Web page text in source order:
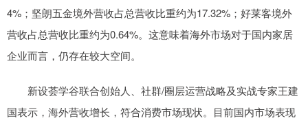
4%；坚朗五金境外营收占总营收比重约为17.32%；好莱客境外
营收占总营收比重约为0.64%。这意味着海外市场对于国内家居
企业而言，仍存在较大空间。
新设荟学谷联合创始人、社群/圈层运营战略及实战专家王建
国表示，海外营收增长，符合消费市场现状。目前国内市场表现